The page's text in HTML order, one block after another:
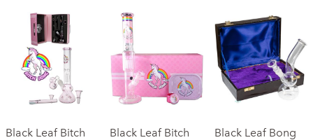
Black Leaf Bitch
Black Leaf Bitch
Black Leaf Bong